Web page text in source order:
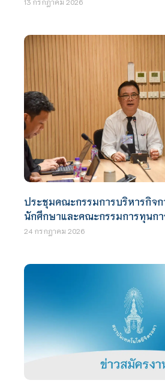
ประชุมคณะกรรมการบริหารกิจก
นักศึกษาและคณะกรรมการทุนก
24 กรกฎาคม 2026